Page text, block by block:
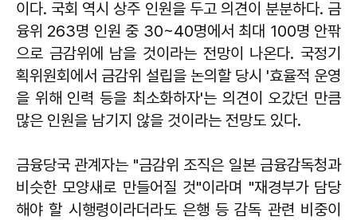
이다. 국회 역시 상주 인원을 두고 의견이 분분하다. 금
융위 263명 인원 중 30~40명에서 최대 100명 안팎
으로 금감위에 남을 것이라는 전망이 나온다. 국정기
획위원회에서 금감위 설립을 논의할 당시 '효율적 운영
을 위해 인력 등을 최소화하자'는 의견이 오갔던 만큼
많은 인원을 남기지 않을 것이라는 전망도 있다.
금융당국 관계자는 "금감위 조직은 일본 금융감독청과
비슷한 모양새로 만들어질 것"이라며 "재경부가 담당
해야 할 시행령이라더라도 은행 등 감독 관련 비중이